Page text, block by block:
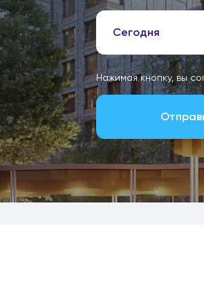
Сегодня
Нажимая кнопку, вы